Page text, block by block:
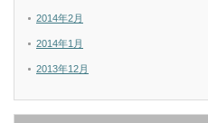
2014年2月
2014年1月
2013年12月